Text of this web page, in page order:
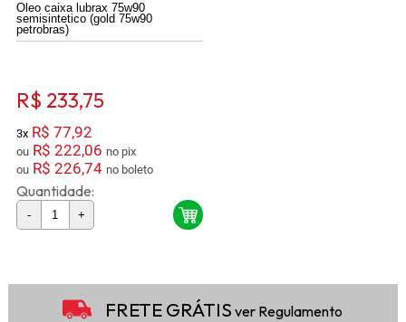
Oleo caixa lubrax 75w90
semisintetico (gold 75w90
petrobras)
R$ 233,75
3x R$ 77,92
ou R$ 222,06
no pix
ou R$ 226,74 no boleto
Quantidade:
- +
FRETE GRÁTIS ver Regulamento